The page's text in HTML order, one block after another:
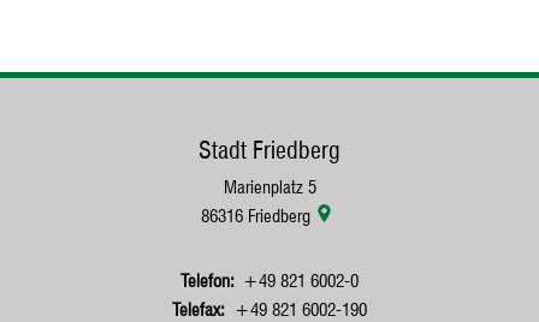
Stadt Friedberg
Marienplatz 5
86316 Friedberg
+49 821 6002-0
+49 821 6002-190